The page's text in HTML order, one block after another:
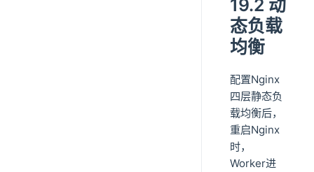
19.2 动
态负载
均衡
配置Nginx
四层静态负
载均衡后，
重启Nginx
时，
Worker进